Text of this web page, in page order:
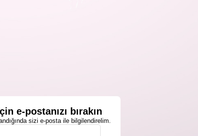
e-postanızı bırakın
sizi e-posta ile bilgilendirelim.